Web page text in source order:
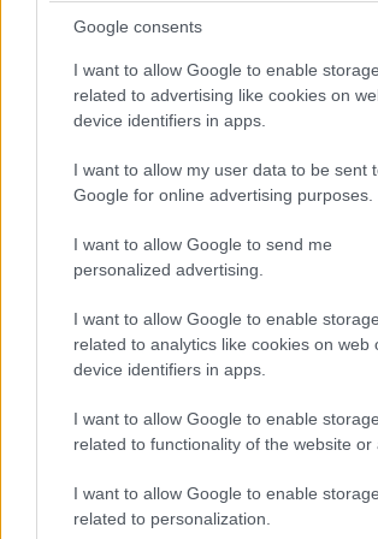
Google consents
I want to allow Google to enable storage
related to advertising like cookies on
device identifiers in apps.
I want to allow my user data to be sent
Google for online advertising purposes.
I want to allow Google to send me
personalized advertising.
I want to allow Google to enable storage
related to analytics like cookies on web
device identifiers in apps.
I want to allow Google to enable storage
related to functionality of the website or
I want to allow Google to enable storage
related to personalization.
#donyec
#bayraktar
Elborzasztó orosz
2022 április 29. 09:31
A hackeléssel történő